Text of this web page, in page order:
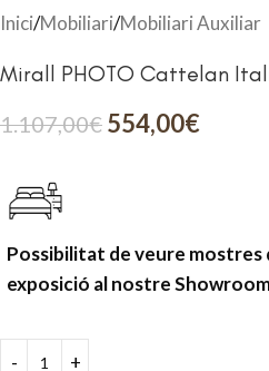
Inici/Mobiliari/Mobiliari Auxiliar
Mirall PHOTO Cattelan
1.107,00€ 554,00€
Possibilitat de veure mostres
exposició al nostre